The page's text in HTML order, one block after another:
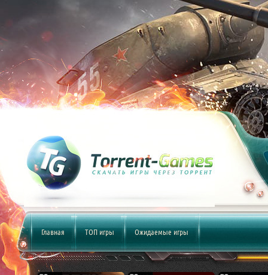
Главная ТОП игры Ожидаемые игры